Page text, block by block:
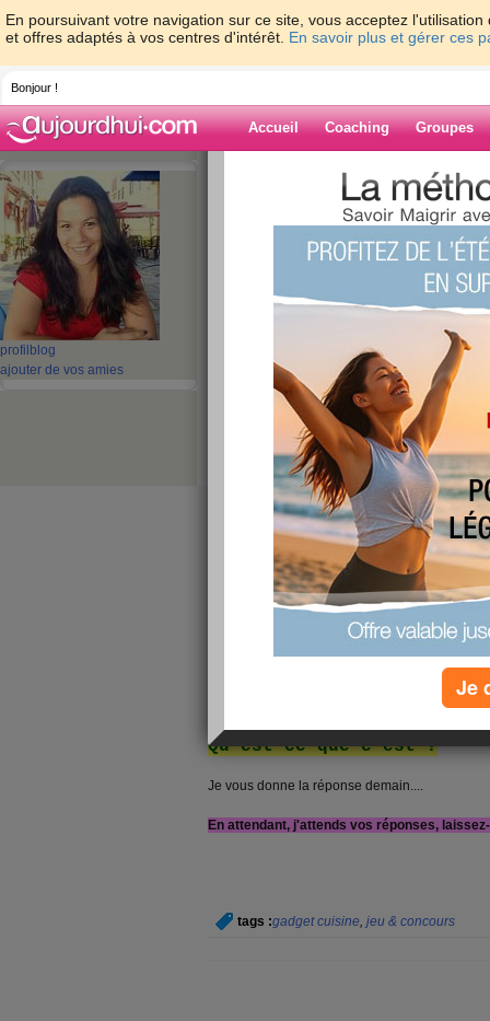
En poursuivant votre navigation sur ce site, vous acceptez
et offres adaptés à vos centres d'intérêt. En savoir plus et gérer ces
Bonjour !
Accueil Coaching Groupes
profil blog
ajouter de vos amies
> > Jeu
Blog de
Jeu cuisine :
Petit jeu pour celles et ceux qui n'ont pas
vacances, en plein week-end de chassés-
de
Qu'est-ce que c'est ?
Je vous donne la réponse demain....
En attendant, j'attends vos réponses,
tags :gadget cuisine, jeu & concours
Je